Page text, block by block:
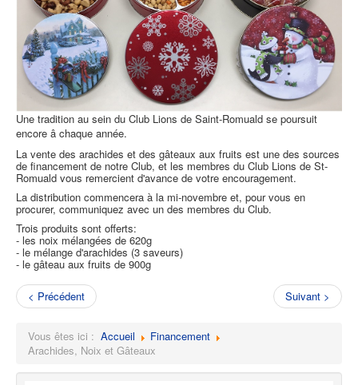
Une tradition au sein du Club Lions de Saint-Romuald se poursuit
encore â chaque année.
La vente des arachides et des gâteaux aux fruits est une des sources
de financement de notre Club, et les membres du Club Lions de St-
Romuald vous remercient d'avance de votre encouragement.
La distribution commencera à la mi-novembre et, pour vous en
procurer, communiquez avec un des membres du Club.
Trois produits sont offerts:
- les noix mélangées de 620g
- le mélange d'arachides (3 saveurs)
- le gâteau aux fruits de 900g
< Précédent Suivant >
Vous êtes ici : Accueil
Financement
Arachides, Noix et Gâteaux